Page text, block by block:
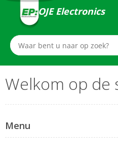
OJE Electronics
Welkom op de
Menu